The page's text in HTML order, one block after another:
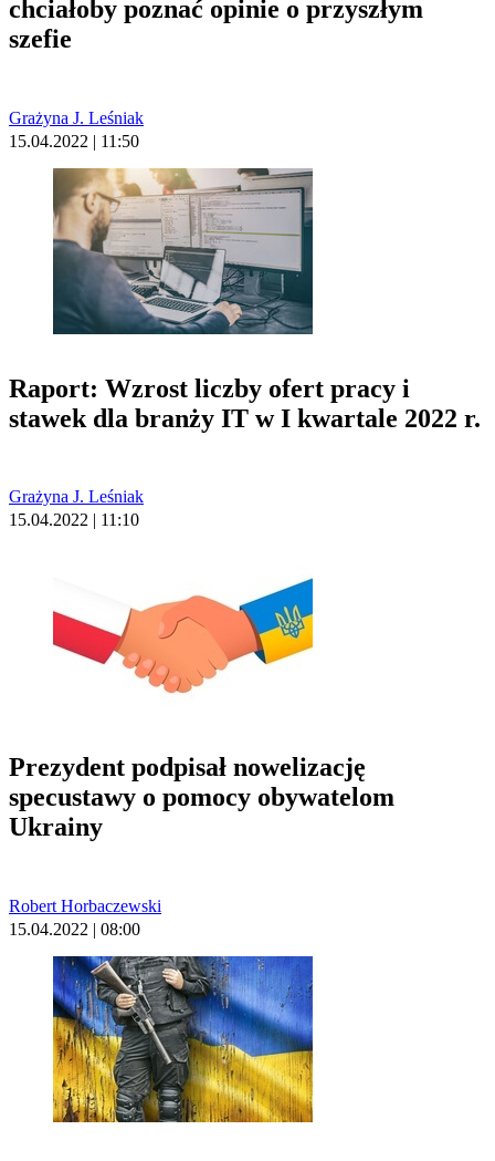
chciałoby poznać opinie o przyszłym
szefie
Grażyna J. Leśniak
15.04.2022 | 11:50
Raport: Wzrost liczby ofert pracy i
stawek dla branży IT w I kwartale 2022 r.
Grażyna J. Leśniak
15.04.2022 | 11:10
Prezydent podpisał nowelizację
specustawy o pomocy obywatelom
Ukrainy
Robert Horbaczewski
15.04.2022 | 08:00